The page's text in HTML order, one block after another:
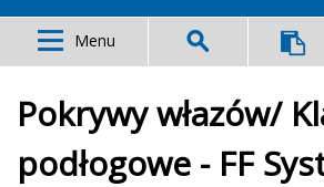
Menu
Pokrywy włazów/
podłogowe - FF